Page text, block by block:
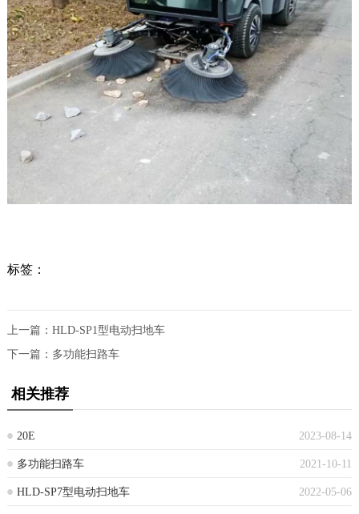
标签：
上一篇： HLD-SP1型电动扫地车
下一篇： 多功能扫路车
相关推荐
2023-08-14
20E
2021-10-11
多功能扫路车
2022-05-06
HLD-SP7型电动扫地车